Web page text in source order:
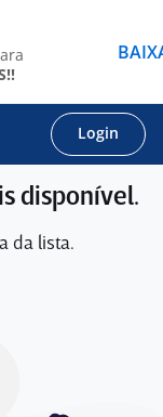
Login
disponível.
da lista.